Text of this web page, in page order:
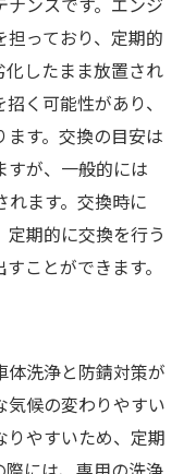
重要性
性
ンス
ンス
めのポイント
料
る方法
方
ポイント
の探し方
っており、定期的
したまま放置され
く可能性があり、
す。交換の目安は
すが、一般的には
ます。交換時に
期的に交換を行う
ことができます。
体洗浄と防錆対策が
候の変わりやすい
やすいため、定期